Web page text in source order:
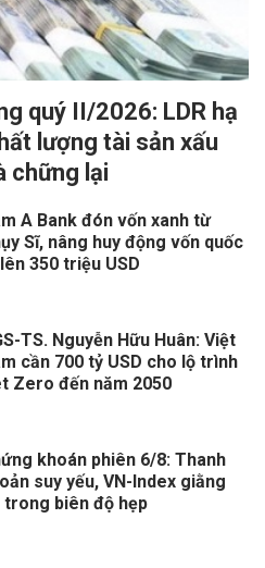
quý II/2026: LDR hạ
lượng tài sản xấu
chững lại
A Bank đón vốn xanh từ
Sĩ, nâng huy động vốn quốc
350 triệu USD
TS. Nguyễn Hữu Huân: Việt
cần 700 tỷ USD cho lộ trình
Zero đến năm 2050
khoán phiên 6/8: Thanh
suy yếu, VN-Index giằng
trong biên độ hẹp